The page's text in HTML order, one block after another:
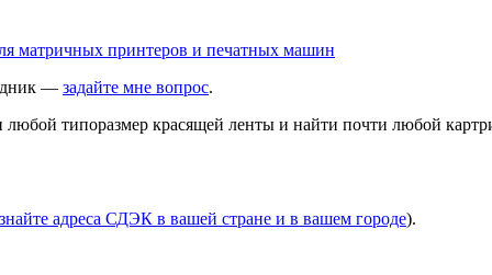
— задайте мне вопрос.
типоразмер красящей ленты и найти почти любой
адреса СДЭК в вашей стране и в вашем городе).